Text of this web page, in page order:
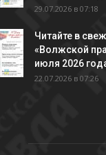
29.07.2026 в 07:18
Читайте в
«Волжской
июля 2026
22.07.2026 в 07:26